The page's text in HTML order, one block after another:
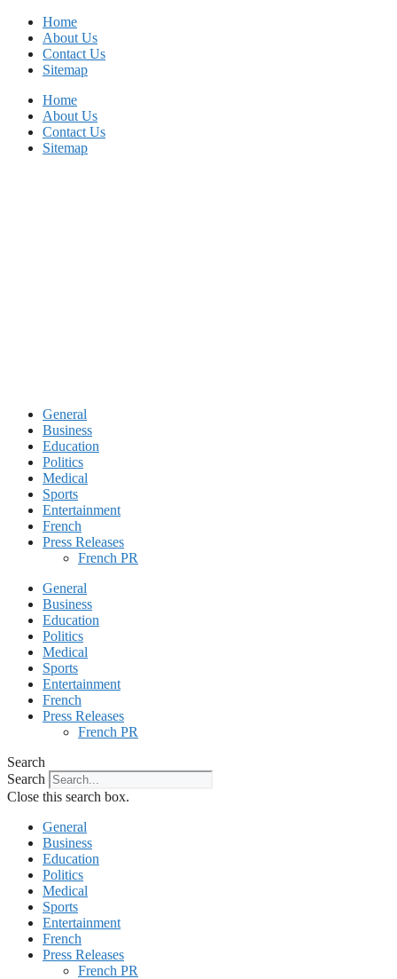
Skip
content
Home
About Us
Contact Us
Sitemap
Home
About Us
Contact Us
Sitemap
General
Business
Education
Politics
Medical
Sports
Entertainment
French
Press Releases
French PR
General
Business
Education
Politics
Medical
Sports
Entertainment
French
Press Releases
French PR
Search
Search
Close this search box.
General
Business
Education
Politics
Medical
Sports
Entertainment
French
Press Releases
French PR